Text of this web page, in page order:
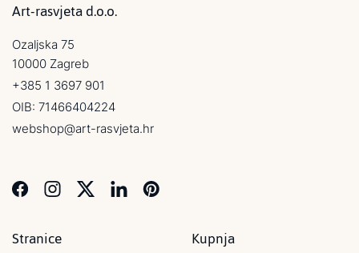
Art-rasvjeta d.o.o.
Ozaljska 75
10000 Zagreb
+385 1 3697 901
OIB: 71466404224
webshop@art-rasvjeta.hr
Stranice Kupnja